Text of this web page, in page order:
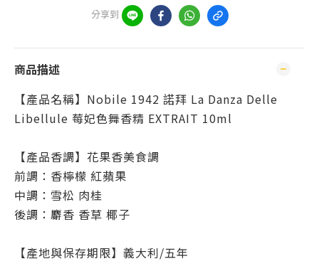
分享到
商品描述
【產品名稱】Nobile 1942 諾拜 La Danza Delle
Libellule 莓妃色舞香精 EXTRAIT 10ml
【產品香調】花果香美食調
前調：香檸檬 紅蘋果
中調：雪松 肉桂
後調：麝香 香草 椰子
【產地與保存期限】義大利/五年